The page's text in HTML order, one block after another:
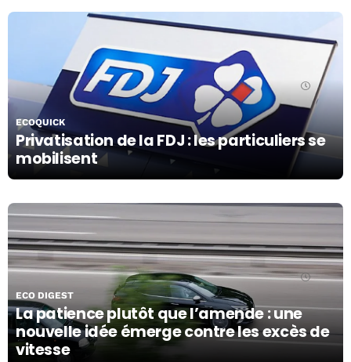
Privatisation de la FDJ : les particuliers se
mobilisent
ECOQUICK
13/11/19
La patience plutôt que l’amende : une
nouvelle idée émerge contre les excès de
vitesse
ECO DIGEST
13/11/19